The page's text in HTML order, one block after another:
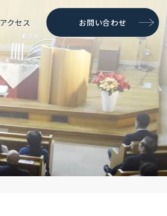
アクセス お問い合わせ